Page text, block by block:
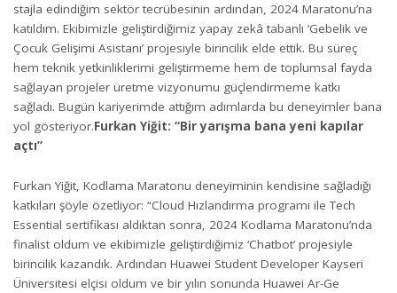
stajla edindiğim sektör tecrübesinin ardından, 2024 Maratonu’na
katıldım. Ekibimizle geliştirdiğimiz yapay zekâ tabanlı ‘Gebelik ve
Çocuk Gelişimi Asistanı’ projesiyle birincilik elde ettik. Bu süreç
hem teknik yetkinliklerimi geliştirmeme hem de toplumsal fayda
sağlayan projeler üretme vizyonumu güçlendirmeme katkı
sağladı. Bugün kariyerimde attığım adımlarda bu deneyimler bana
yol gösteriyor.Furkan Yiğit: “Bir yarışma bana yeni kapılar
açtı”
Furkan Yiğit, Kodlama Maratonu deneyiminin kendisine sağladığı
katkıları şöyle özetliyor: “Cloud Hızlandırma programı ile Tech
Essential sertifikası aldıktan sonra, 2024 Kodlama Maratonu’nda
finalist oldum ve ekibimizle geliştirdiğimiz ‘Chatbot’ projesiyle
birincilik kazandık. Ardından Huawei Student Developer Kayseri
Üniversitesi elçisi oldum ve bir yılın sonunda Huawei Ar-Ge